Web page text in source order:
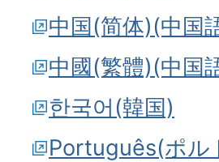
中国(简体)(中国
中國(繁體)(中国
한국어(韓国)
Português(ポル